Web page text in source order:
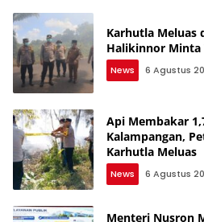
Karhutla Meluas
Halikinnor Minta
News 6 Agustus
Api Membakar
Kalampangan,
Karhutla Meluas
News 6 Agustus
Menteri Nusron